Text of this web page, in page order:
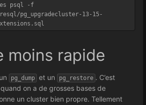
psql -f
pg_upgradecluster-13-15-
moins rapide
pg_dump et un pg_restore . C’est
on a de grosses bases de
un cluster bien propre. Tellement